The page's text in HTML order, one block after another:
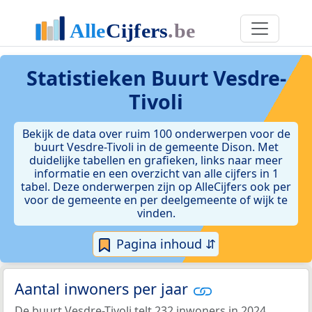
Statistieken Buurt Vesdre-
Tivoli
Bekijk de data over ruim 100 onderwerpen voor de
buurt Vesdre-Tivoli in de gemeente Dison. Met
duidelijke tabellen en grafieken, links naar meer
informatie en een overzicht van alle cijfers in 1
tabel. Deze onderwerpen zijn op AlleCijfers ook per
voor de gemeente en per deelgemeente of wijk te
vinden.
Pagina inhoud ⇵
Aantal inwoners per jaar